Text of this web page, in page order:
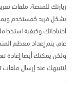
زيارتك للمنصة. ملفات
بشكل فريد كمستخدم
احتياجاتك وكيفية
عام، يتم إعداد معظم
ولكن يمكنك أيضا إعادة
لتنبيهك عند إرسال ملفات
.